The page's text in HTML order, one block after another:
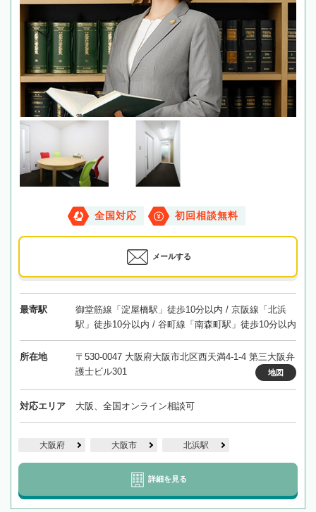
全国対応 初回相談無料
メールする
最寄駅
御堂筋線「淀屋橋駅」徒歩10分以内 / 京阪線「北浜
駅」徒歩10分以内 / 谷町線「南森町駅」徒歩10分以内
所在地
〒530-0047 大阪府大阪市北区西天満4-1-4 第三大阪弁
護士ビル301
地図
対応エリア 大阪、全国オンライン相談可
大阪府 大阪市 北浜駅
詳細を見る